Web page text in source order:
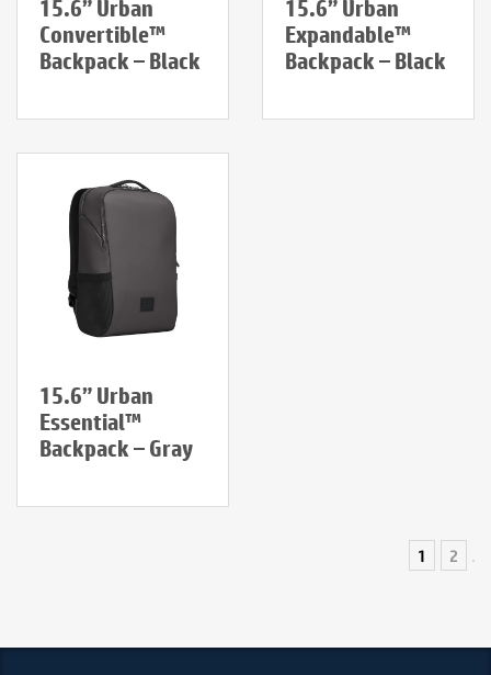
15.6” Urban
Convertible™
Backpack – Black
15.6” Urban
Expandable™
Backpack – Black
15.6” Urban
Essential™
Backpack – Gray
1 2